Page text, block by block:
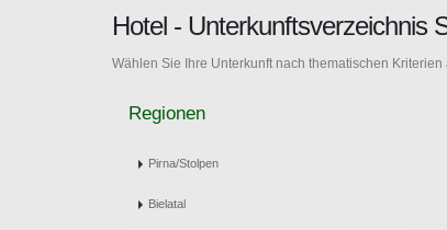
Hotel - Unterkunftsverzeichnis
Wählen Sie Ihre Unterkunft nach thematischen Kriterien
Regionen
Pirna/Stolpen
Bielatal